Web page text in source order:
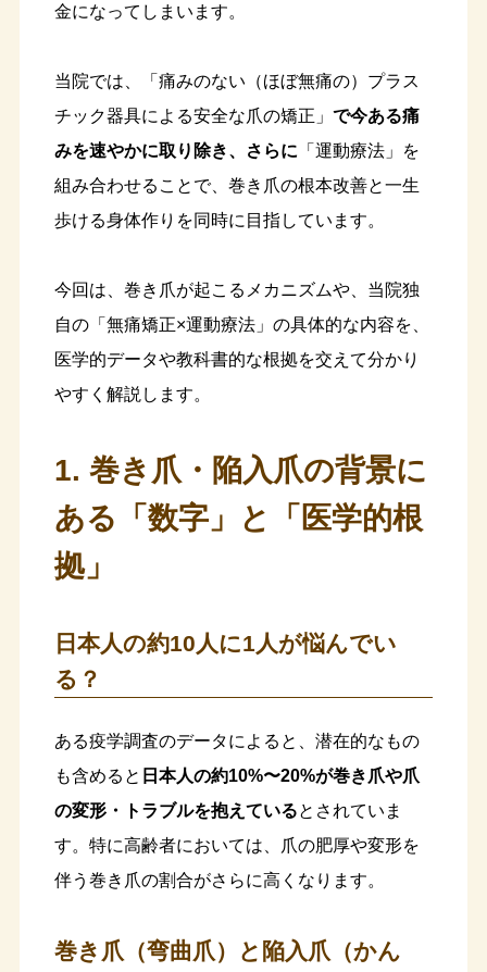
金になってしまいます。
当院では、「痛みのない（ほぼ無痛の）プラス
チック器具による安全な爪の矯正」 で今ある痛
みを速やかに取り除き、さらに 「運動療法」を
組み合わせることで、巻き爪の根本改善と一生
歩ける身体作りを同時に目指しています。
今回は、巻き爪が起こるメカニズムや、当院独
自の「無痛矯正×運動療法」の具体的な内容を、
医学的データや教科書的な根拠を交えて分かり
やすく解説します。
1. 巻き爪・陥入爪の背景に
ある「数字」と「医学的根
拠」
日本人の約10人に1人が悩んでい
る？
ある疫学調査のデータによると、潜在的なもの
も含めると 日本人の約10%〜20%が巻き爪や爪
の変形・トラブルを抱えているとされていま
す。特に高齢者においては、爪の肥厚や変形を
伴う巻き爪の割合がさらに高くなります。
巻き爪（弯曲爪）と陥入爪（かん